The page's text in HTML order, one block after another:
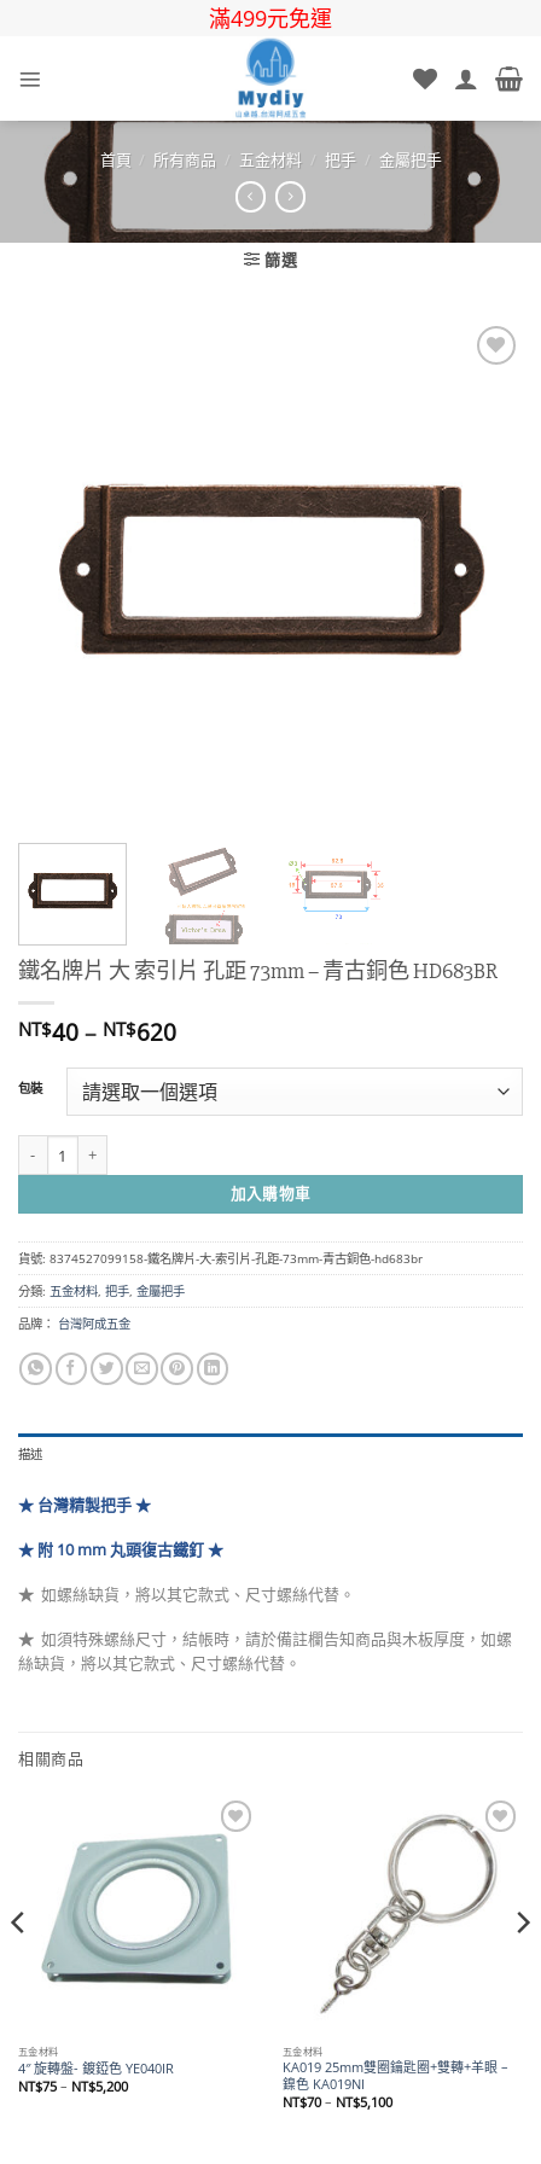
滿499元免運
首頁 / 所有商品 / 五金材料 / 把手 / 金屬把手
篩選
鐵名牌片 大 索引片 孔距 73mm – 青古銅色 HD683BR
NT$40– NT$620價
範
圍：
NT$40
NT$620
包裝
加入購物車
貨號: 8374527099158-鐵名牌片-大-索引片-孔距-73mm-青古銅色-hd683br
分類: 五金材料, 把手, 金屬把手
品牌： 台灣阿成五金
描述
★ 台灣精製把手 ★
★ 附 10 mm 丸頭復古鐵釘 ★
★ 如螺絲缺貨，將以其它款式、尺寸螺絲代替 。
★ 如須特殊螺絲尺寸，結帳時，請於備註欄告知商品與木板厚度，如螺
絲缺貨，將以其它款式、尺寸螺絲代替。
相關商品
Add to
五金材料
4″ 旋轉盤- 鍍錏色 YE040IR
NT$75 – NT$5,200價
Add to
wishlist
五金材料
KA019 25mm雙圈鑰匙圈+雙轉+羊眼 –
鎳色 KA019NI
NT$70 – NT$5,100價